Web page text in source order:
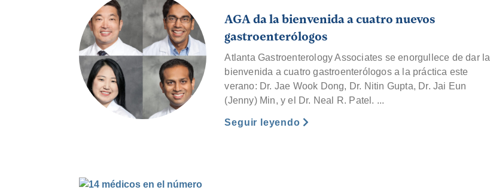
AGA da la bienvenida a cuatro nuevos
gastroenterólogos
Atlanta Gastroenterology Associates se enorgullece de dar la
bienvenida a cuatro gastroenterólogos a la práctica este
verano: Dr. Jae Wook Dong, Dr. Nitin Gupta, Dr. Jai Eun
(Jenny) Min, y el Dr. Neal R. Patel. ...
Seguir leyendo